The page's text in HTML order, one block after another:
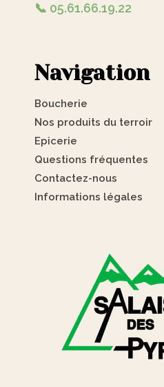
📞 05.61.66.19.22
Navigation
Boucherie
Nos produits du terroir
Epicerie
Questions fréquentes
Contactez-nous
Informations légales